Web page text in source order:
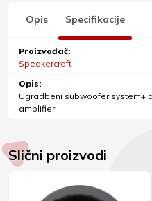
Opis Specifikacije
Proizvođač:
Speakercraft
Opis:
Ugradbeni subwoofer system+
amplifier.
Slični proizvodi